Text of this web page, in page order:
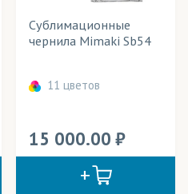
Сублимационные
чернила Mimaki Sb54
11 цветов
15 000.00